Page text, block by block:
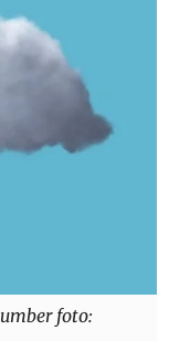
foto: